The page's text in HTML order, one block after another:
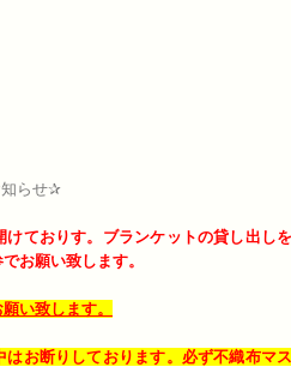
知らせ✰
ておりす。 ブランケットの貸し出し
お願い致します。
い致します。
お断りしております。必ず不織布マ